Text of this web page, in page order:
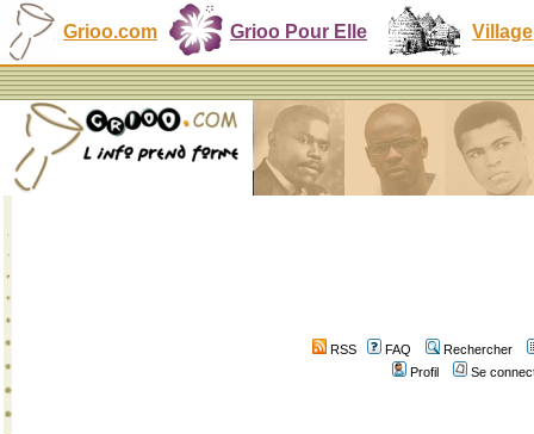
Grioo.com Grioo Pour Elle Village
RSS FAQ
Rechercher
Profil
Se